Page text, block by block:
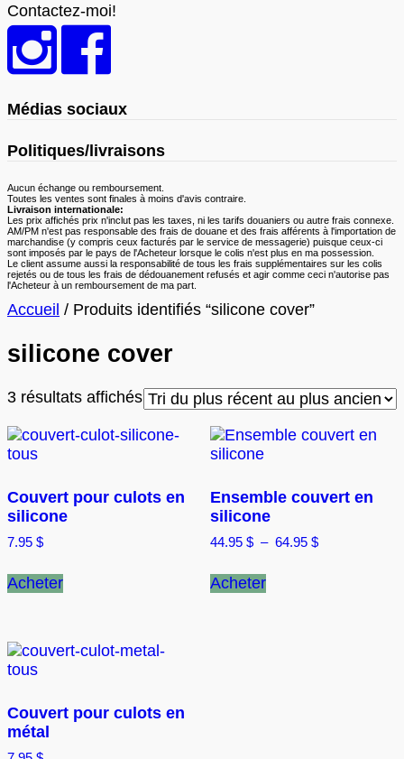
Contactez-moi!
Médias sociaux
Politiques/livraisons
Aucun échange ou remboursement.
Toutes les ventes sont finales à moins d'avis contraire.
Livraison internationale:
Les prix affichés prix n'inclut pas les taxes, ni les tarifs douaniers ou autre frais connexe.
AM/PM n'est pas responsable des frais de douane et des frais afférents à l'importation de
marchandise (y compris ceux facturés par le service de messagerie) puisque ceux-ci
sont imposés par le pays de l'Acheteur lorsque le colis n'est plus en ma possession.
Le client assume aussi la responsabilité de tous les frais supplémentaires sur les colis
rejetés ou de tous les frais de dédouanement refusés et agir comme ceci n'autorise pas
l'Acheteur à un remboursement de ma part.
Accueil / Produits identifiés “silicone cover”
silicone cover
3 résultats affichésTrié
du
plus
plus
Couvert pour culots en
silicone
7.95 $
Acheterproduit
variations.
Les
être
Ensemble couvert en
silicone
44.95 $ – 64.95 $Plage
Acheterproduit
Couvert pour culots en
métal